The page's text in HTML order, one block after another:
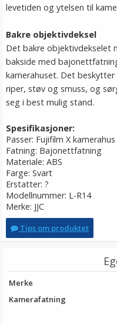
levetiden og ytelsen til
Bakre objektivdeksel
Det bakre objektivdekselet
bakside med
kamerahuset. Det
riper, støv og smuss, og
seg i best mulig stand.
Spesifikasjoner:
Passer: Fujifilm X
Fatning: Bajonettfatning
Materiale: ABS
Farge: Svart
Erstatter: ?
Modellnummer: L-R14
Merke: JJC
Tips om produktet
Merke
Kamerafatning